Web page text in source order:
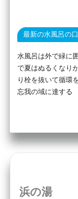
最新の水風呂の
水風呂は外で緑に
で夏はぬるくなり
り栓を抜いて循環
忘我の域に達する
浜の湯